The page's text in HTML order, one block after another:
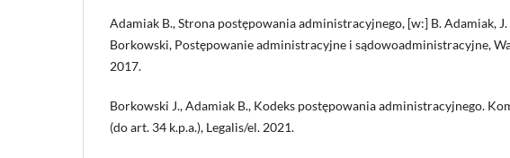
Adamiak B., Strona postępowania administracyjnego, [w:] B. Adamiak, J.
Borkowski, Postępowanie administracyjne i sądowoadministracyjne,
2017.
Borkowski J., Adamiak B., Kodeks postępowania administracyjnego.
(do art. 34 k.p.a.), Legalis/el. 2021.